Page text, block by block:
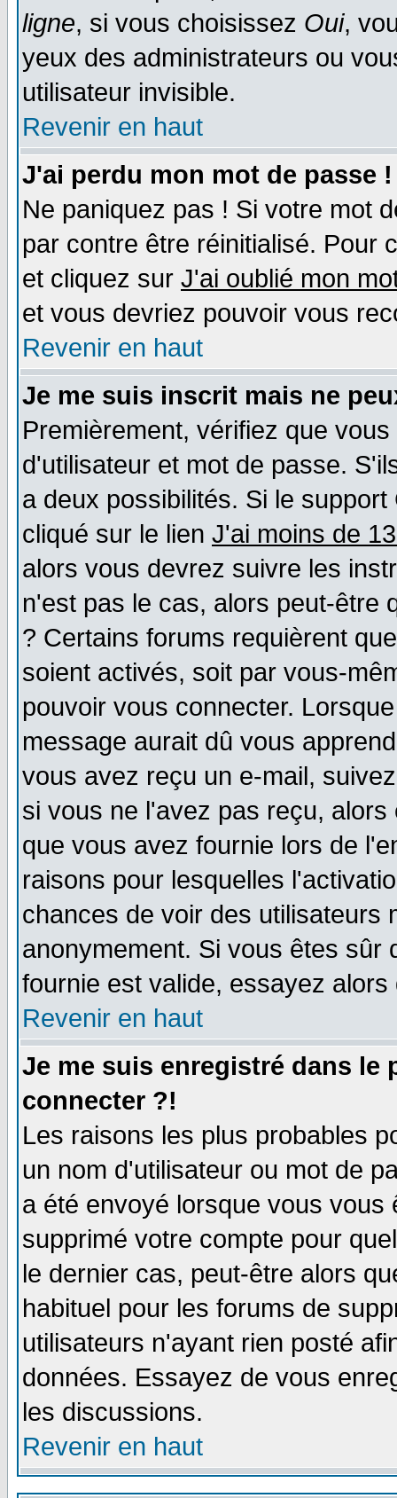
ligne, si vous choisissez Oui,
yeux des administrateurs ou
utilisateur invisible.
Revenir en haut
J'ai perdu mon mot de passe !
Ne paniquez pas ! Si votre mot
par contre être réinitialisé. Pour
et cliquez sur J'ai oublié mon
et vous devriez pouvoir vous
Revenir en haut
Je me suis inscrit mais ne
Premièrement, vérifiez que
d'utilisateur et mot de passe.
a deux possibilités. Si le
cliqué sur le lien J'ai moins de
alors vous devrez suivre les
n'est pas le cas, alors peut-être
? Certains forums requièrent
soient activés, soit par vous-
pouvoir vous connecter.
message aurait dû vous
vous avez reçu un e-mail,
si vous ne l'avez pas reçu,
que vous avez fournie lors de
raisons pour lesquelles
chances de voir des utilisateurs
anonymement. Si vous êtes sûr
fournie est valide, essayez
Revenir en haut
Je me suis enregistré dans le
connecter ?!
Les raisons les plus probables
un nom d'utilisateur ou mot de
a été envoyé lorsque vous
supprimé votre compte pour
le dernier cas, peut-être alors
habituel pour les forums de
utilisateurs n'ayant rien posté
données. Essayez de vous
les discussions.
Revenir en haut